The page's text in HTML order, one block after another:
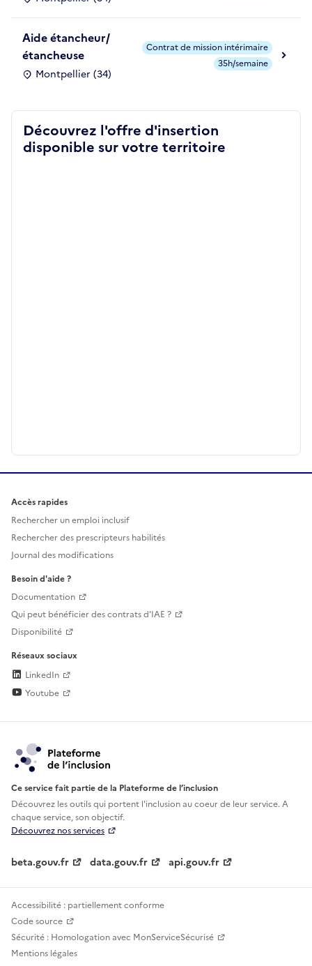
Aide étancheur/
étancheuse
Montpellier (34)
Contrat de mission intérimaire
35h/semaine
Découvrez l'offre d'insertion
disponible sur votre territoire
Accès rapides
Rechercher un emploi inclusif
Rechercher des prescripteurs habilités
Journal des modifications
Besoin d'aide ?
Documentation
Qui peut bénéficier des contrats d'IAE ?
Disponibilité
Réseaux sociaux
LinkedIn
Youtube
Ce service fait partie de la Plateforme de l’inclusion
Découvrez les outils qui portent l'inclusion aucoeur de leur service. A
chaque service, son objectif.
Découvrez nos services
beta.gouv.fr data.gouv.fr api.gouv.fr
Accessibilité : partiellement conforme
Code source
Sécurité : Homologation avec MonServiceSécurisé
Mentions légales